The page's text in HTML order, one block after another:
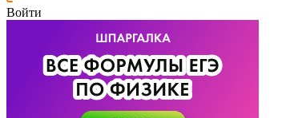
Войти